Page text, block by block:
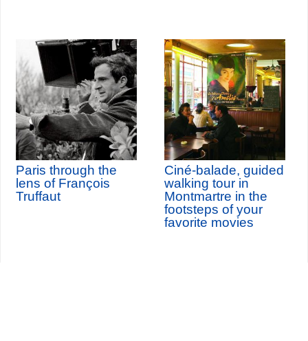
Paris through the
lens of François
Truffaut
Ciné-balade, guided
walking tour in
Montmartre in the
footsteps of your
favorite movies